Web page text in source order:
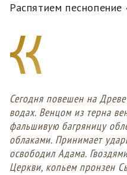
Распятием
Сегодня повешен на
водах. Венцом из терна
фальшивую багряницу
облаками. Принимает
освободил Адама.
Церкви, копьем пронзен